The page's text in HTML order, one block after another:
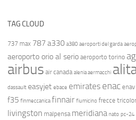
TAG CLOUD
737 max 787 a330 a380 aeroporti del garda
aeroporto orio al serio aeroporto torino
airbus air canada alenia aermacchi
dassault easyjet ebace emirates enac enav
f35 finmeccanica finnair fiumicino frecce
livingston malpensa meridiana nato pc-24